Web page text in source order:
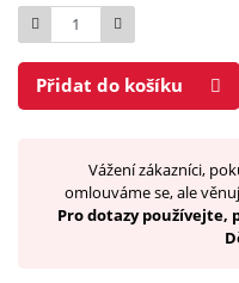
Počet
Přidat do košíku
Vážení zákazníci,
omlouváme se, ale
Pro dotazy používejte,